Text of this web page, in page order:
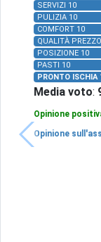
SERVIZI 10
PULIZIA 10
COMFORT 10
QUALITÀ
POSIZIONE 10
PASTI 10
PRONTO ISCHIA
Media voto:
Opinione
Opinione